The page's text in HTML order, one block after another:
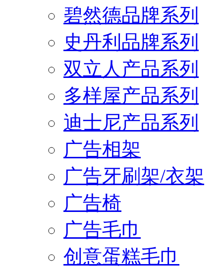
碧然德品牌系列
史丹利品牌系列
双立人产品系列
多样屋产品系列
迪士尼产品系列
广告相架
广告牙刷架/衣架
广告椅
广告毛巾
创意蛋糕毛巾